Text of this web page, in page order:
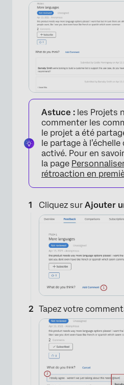
Astuce : les Projets
commenter les
le projet a été
le partage à
activé. Pour en
la page
rétroaction en
Cliquez sur Ajouter
Tapez votre